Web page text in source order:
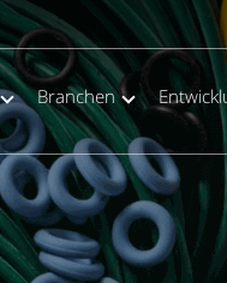
Branchen